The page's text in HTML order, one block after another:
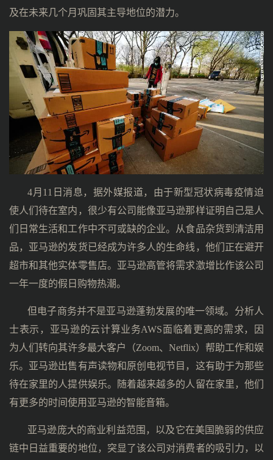
及在未来几个月巩固其主导地位的潜力。
4月11日消息，据外媒报道，由于新型冠状病毒疫情迫
使人们待在室内，很少有公司能像亚马逊那样证明自己是人
们日常生活和工作中不可或缺的企业。从食品杂货到清洁用
品，亚马逊的发货已经成为许多人的生命线，他们正在避开
超市和其他实体零售店。亚马逊高管将需求激增比作该公司
一年一度的假日购物热潮。
但电子商务并不是亚马逊蓬勃发展的唯一领域。分析人
士表示，亚马逊的云计算业务AWS面临着更高的需求，因
为人们转向其许多最大客户（Zoom、Netflix）帮助工作和娱
乐。亚马逊出售有声读物和原创电视节目，这有助于为那些
待在家里的人提供娱乐。随着越来越多的人留在家里，他们
有更多的时间使用亚马逊的智能音箱。
亚马逊庞大的商业利益范围，以及它在美国脆弱的供应
链中日益重要的地位，突显了该公司对消费者的吸引力，以